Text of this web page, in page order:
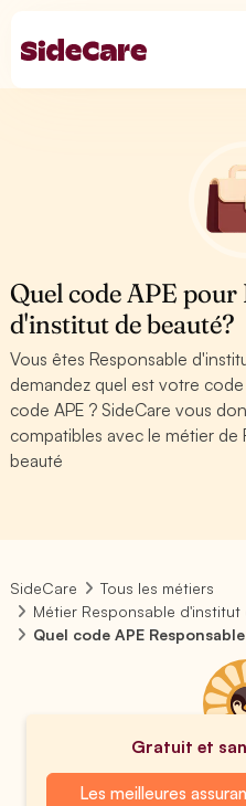
Quel code APE pour
d'institut de beauté?
Vous êtes Responsable
demandez quel est votre
code APE ? SideCare vous
compatibles avec le métier de
beauté
SideCare
Tous les métiers
Métier Responsable d'institut
Quel code APE
Gratuit et
Les meilleures